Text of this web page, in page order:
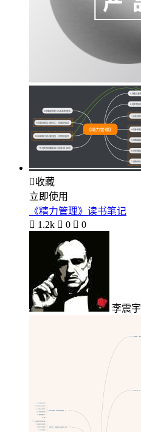
收藏
立即使用
《精力管理》读书笔记
 1.2k  0  0
李震宇